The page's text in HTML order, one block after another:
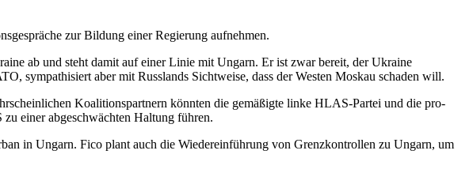
zur Bildung einer Regierung aufnehmen.
ab und steht damit auf einer Linie mit Ungarn. Er ist zwar bereit, der Ukraine
sympathisiert aber mit Russlands Sichtweise, dass der Westen Moskau schaden will.
Koalitionspartnern könnten die gemäßigte linke HLAS-Partei und die pro-
einer abgeschwächten Haltung führen.
in Ungarn. Fico plant auch die Wiedereinführung von Grenzkontrollen zu Ungarn, um